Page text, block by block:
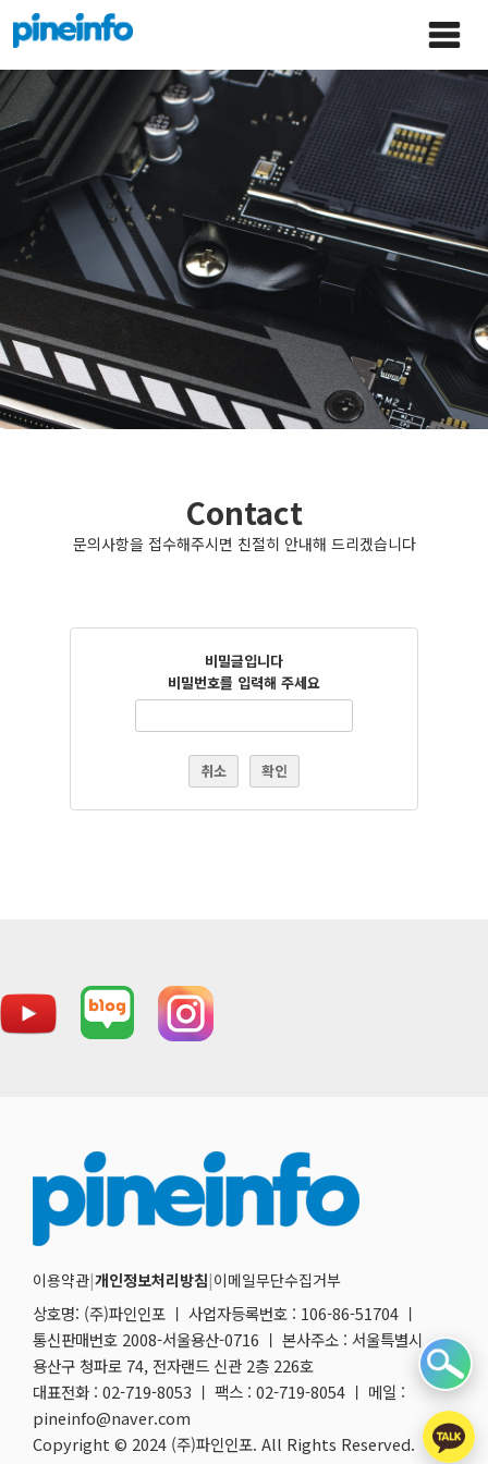
콘텐츠로
건너뛰기
Main
Menu
Contact
문의사항을 접수해주시면 친절히 안내해 드리겠습니다
비밀글입니다
비밀번호를 입력해 주세요
취소 확인
이용약관|개인정보처리방침|이메일무단수집거부
상호명: (주)파인인포 ㅣ 사업자등록번호 : 106-86-51704 ㅣ
통신판매번호 2008-서울용산-0716 ㅣ 본사주소 : 서울특별시
용산구 청파로 74, 전자랜드 신관 2층 226호
대표전화 : 02-719-8053 ㅣ 팩스 : 02-719-8054 ㅣ 메일 :
pineinfo@naver.com
Copyright © 2024 (주)파인인포. All Rights Reserved.
파인인포 홈으로 이동